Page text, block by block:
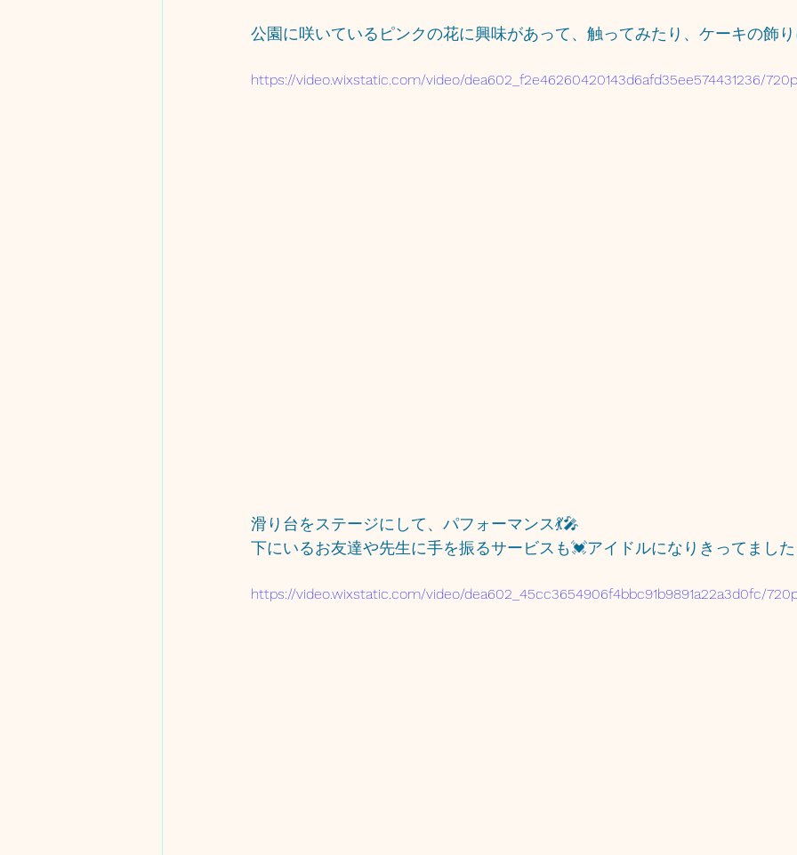
公園に咲いているピンクの花に興味があって、触ってみたり、ケーキの飾り
https://video.wixstatic.com/video/dea602_f2e46260420143d6afd35ee574431236/
滑り台をステージにして、パフォーマンス💃🎤
下にいるお友達や先生に手を振るサービスも💓アイドルになりきってました
https://video.wixstatic.com/video/dea602_45cc3654906f4bbc91b9891a22a3d0fc/